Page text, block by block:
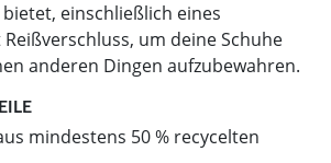
einschließlich eines
um deine Schuhe
anderen Dingen aufzubewahren.
mindestens 50 % recycelten